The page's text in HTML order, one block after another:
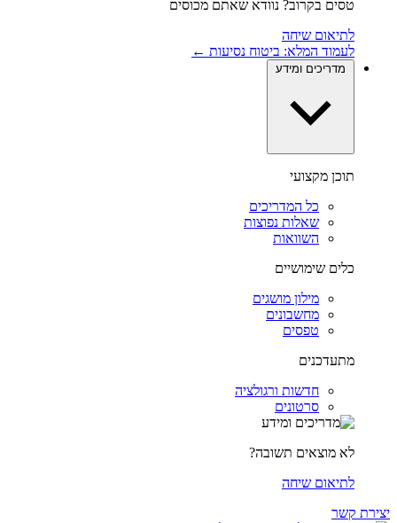
טסים בקרוב? נוודא שאתם מכוסים
לתיאום שיחה
לעמוד המלא: ביטוח נסיעות ←
מדריכים ומידע
תוכן מקצועי
כל המדריכים
שאלות נפוצות
השוואות
כלים שימושיים
מילון מושגים
מחשבונים
טפסים
מתעדכנים
חדשות ורגולציה
סרטונים
לא מוצאים תשובה?
לתיאום שיחה
יצירת קשר